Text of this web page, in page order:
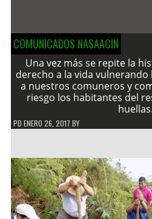
COMUNICADOS NASAACIN
Una vez más se repite la
derecho a la vida
a nuestros comuneros y
riesgo los habitantes del
huellas.
PD ENERO 26, 2017 BY